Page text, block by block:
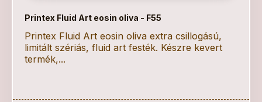
Printex Fluid Art eosin oliva - F55
Printex Fluid Art eosin oliva extra csillogású,
limitált szériás, fluid art festék. Készre kevert
termék,...